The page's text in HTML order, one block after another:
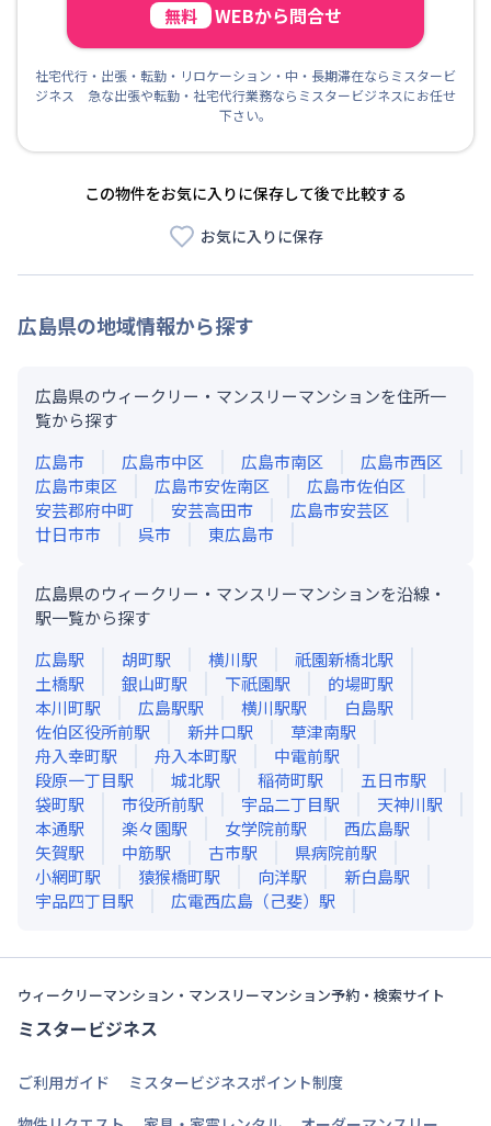
無料 WEBから問合せ
社宅代行・出張・転勤・リロケーション・中・長期滞在ならミスタービ
ジネス 急な出張や転勤・社宅代行業務ならミスタービジネスにお任せ
下さい。
この物件をお気に入りに保存して後で比較する
お気に入りに保存
広島県の地域情報から探す
広島県のウィークリー・マンスリーマンションを住所一
覧から探す
広島市
広島市中区 広島市南区
広島市西区
広島市東区
広島市安佐南区
広島市佐伯区
安芸郡府中町
安芸高田市
広島市安芸区
廿日市市
呉市 東広島市
広島県のウィークリー・マンスリーマンションを沿線・
駅一覧から探す
広島駅 胡町駅 横川駅 祇園新橋北駅
土橋駅 銀山町駅 下祇園駅 的場町駅
本川町駅 広島駅駅 横川駅駅 白島駅
佐伯区役所前駅 新井口駅 草津南駅
舟入幸町駅 舟入本町駅 中電前駅
段原一丁目駅 城北駅 稲荷町駅 五日市駅
袋町駅 市役所前駅 宇品二丁目駅 天神川駅
本通駅 楽々園駅 女学院前駅 西広島駅
矢賀駅 中筋駅 古市駅 県病院前駅
小網町駅 猿猴橋町駅 向洋駅 新白島駅
宇品四丁目駅 広電西広島（己斐） 駅
ウィークリーマンション・マンスリーマンション予約・検索サイト
ミスタービジネス
ご利用ガイド
ミスタービジネスポイント制度